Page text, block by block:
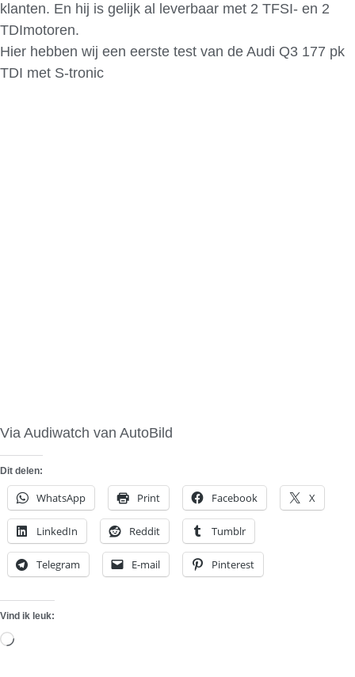
klanten. En hij is gelijk al leverbaar met 2 TFSI- en 2
TDImotoren.
Hier hebben wij een eerste test van de Audi Q3 177 pk
TDI met S-tronic
Via Audiwatch van AutoBild
Dit delen:
WhatsApp Print Facebook X
LinkedIn Reddit Tumblr
Telegram E-mail Pinterest
Vind ik leuk:
Aan